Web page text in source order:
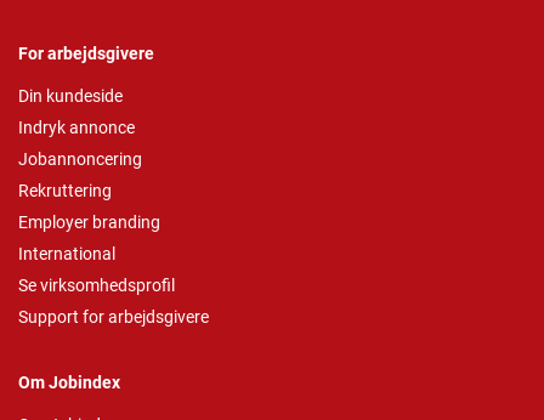
For arbejdsgivere
Din kundeside
Indryk annonce
Jobannoncering
Rekruttering
Employer branding
International
Se virksomhedsprofil
Support for arbejdsgivere
Om Jobindex